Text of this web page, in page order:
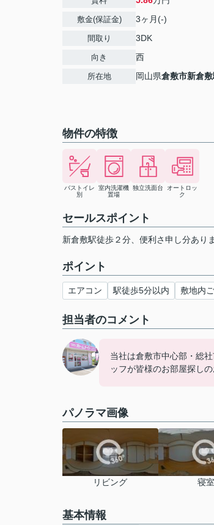
敷金(保証金) 3ヶ月(-)
間取り 3DK
向き 西
所在地 岡山県倉敷市新倉
物件の特徴
バストイレ
別
室内洗濯機
置場
独立洗面台
オートロッ
ク
セールスポイント
新倉敷駅徒歩２分、便利さ申し分あり
ポイント
エアコン 駅徒歩5分以内 敷地内
担当者のコメント
当社は倉敷市中心部・総
ッフが皆様のお部屋探し
パノラマ画像
リビング 寝室
基本情報